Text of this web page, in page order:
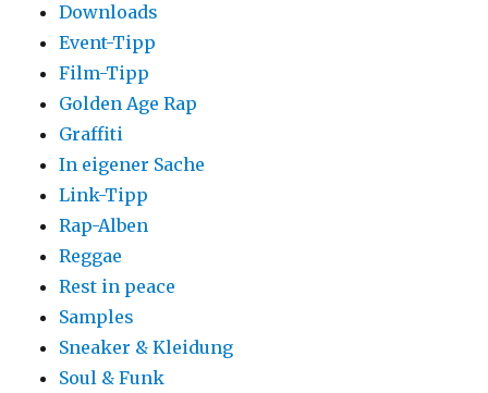
Downloads
Event-Tipp
Film-Tipp
Golden Age Rap
Graffiti
In eigener Sache
Link-Tipp
Rap-Alben
Reggae
Rest in peace
Samples
Sneaker & Kleidung
Soul & Funk